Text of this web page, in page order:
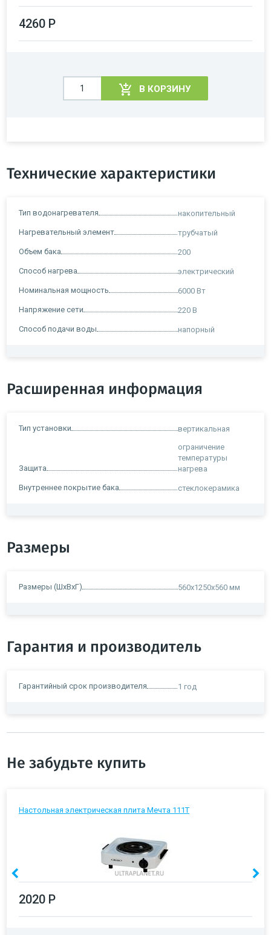
4260 Р
В КОРЗИНУ
Технические характеристики
Тип водонагревателя накопительный
Нагревательный элемент трубчатый
Объем бака 200
Способ нагрева электрический
Номинальная мощность 6000 Вт
Напряжение сети 220 В
Способ подачи воды напорный
Расширенная информация
Тип установки вертикальная
Защита
ограничение
температуры
нагрева
Внутреннее покрытие бака стеклокерамика
Размеры
Размеры (ШxВxГ) 560x1250x560 мм
Гарантия и производитель
Гарантийный срок производителя 1 год
Не забудьте купить
Настольная электрическая плита Мечта 111Т
2020 Р